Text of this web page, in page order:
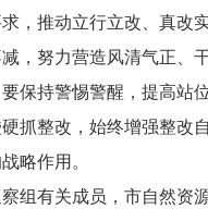
，推动立行立改、真改
，努力营造风清气正、
保持警惕警醒，提高站
抓整改，始终增强整改
略作用。
组有关成员，市自然资